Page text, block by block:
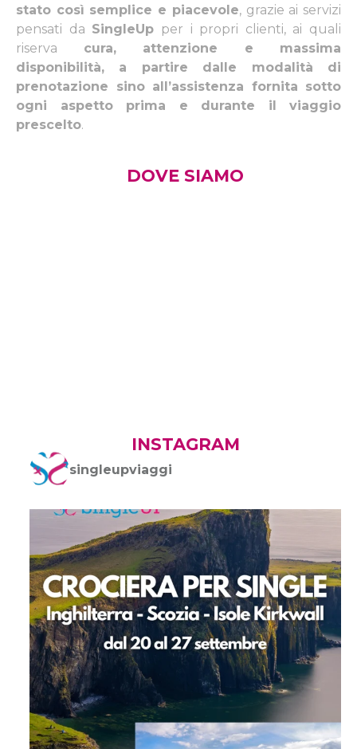
stato così semplice e piacevole, grazie ai servizi
pensati da SingleUp per i propri clienti, ai quali
riserva cura, attenzione e massima
disponibilità, a partire dalle modalità di
prenotazione sino all’assistenza fornita sotto
ogni aspetto prima e durante il viaggio
prescelto.
DOVE SIAMO
INSTAGRAM
singleupviaggi